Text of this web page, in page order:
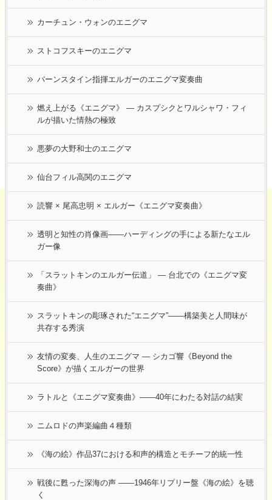
カーチュン・ウォンのエニグマ
ストコフスキーのエニグマ
バーンスタイン指揮エルガーのエニグマ変奏曲
燃え上がる《エニグマ》 ― カスプシクとワルシャワ・フィ
ルが描いた情熱の極致
悪夢の大野和士のエニグマ
仙台フィル高関のエニグマ
読響 × 尾高忠明 × エルガー《エニグマ変奏曲》
透明と知性の肖像画――ハーディングの手による新たなエル
ガー像
「スラットキンのエルガー伝道」 ― 台北での《エニグマ変
奏曲》
スラットキンの彫琢された“エニグマ”——構築美と人間味が
共存する秀演
友情の変奏、人生のエニグマ ― シカゴ響《Beyond the
Score》が描くエルガーの世界
ラトルと《エニグマ変奏曲》――40年にわたる対話の結実
ニムロドの声楽編曲４種類
《海の絵》作品37における和声的構造とモチーフ的統一性
戦後に甦った深海の声 ――1946年リプリー盤《海の絵》を聴
く